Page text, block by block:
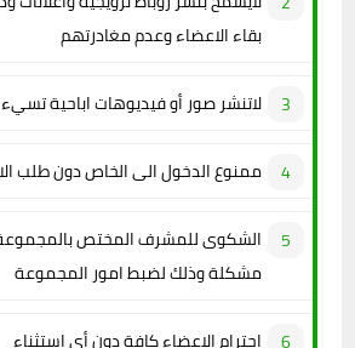
بقاء الاعضاء وعدم مغادرتهم
لاتنشر صور أو فيديوهات اباحية
ممنوع الدخول الى الخاص دون طلب
الشكوى للمشرف المختص
مشكلة وذلك لضبط امور المجموعة
احترام الاعضاء كافة دون أي استثناء